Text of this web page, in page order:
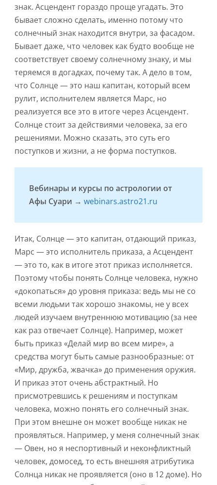
знак. Асцендент гораздо проще угадать. Это
бывает сложно сделать, именно потому что
солнечный знак находится внутри, за фасадом.
Бывает даже, что человек как будто вообще не
соответствует своему солнечному знаку, и мы
теряемся в догадках, почему так. А дело в том,
что Солнце — это наш капитан, который всем
рулит, исполнителем является Марс, но
реализуется все это в итоге через Асцендент.
Солнце стоит за действиями человека, за его
решениями. Можно сказать, это суть его
поступков и жизни, а не форма поступков.
Вебинары и курсы по астрологии от
Афы Суари → webinars.astro21.ru
Итак, Солнце — это капитан, отдающий приказ,
Марс — это исполнитель приказа, а Асцендент
— это то, как в итоге этот приказ исполняется.
Поэтому чтобы понять Солнце человека, нужно
«докопаться» до уровня приказа: ведь мы не со
всеми людьми так хорошо знакомы, не у всех
людей изучаем внутреннюю мотивацию (за нее
как раз отвечает Солнце). Например, может
быть приказ «Делай мир во всем мире», а
средства могут быть самые разнообразные: от
«Мир, дружба, жвачка» до применения оружия.
И приказ этот очень абстрактный. Но
присмотревшись к решениям и поступкам
человека, можно понять его солнечный знак.
При этом внешне он может вообще никак не
проявляться. Например, у меня солнечный знак
— Овен, но я неспортивный и неконфликтный
человек, домосед, то есть внешняя атрибутика
Солнца никак не проявляется (оно в 12 доме). Но